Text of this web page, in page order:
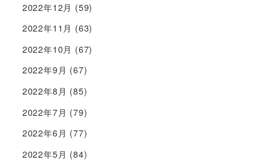
2022年12月 (59)
2022年11月 (63)
2022年10月 (67)
2022年9月 (67)
2022年8月 (85)
2022年7月 (79)
2022年6月 (77)
2022年5月 (84)